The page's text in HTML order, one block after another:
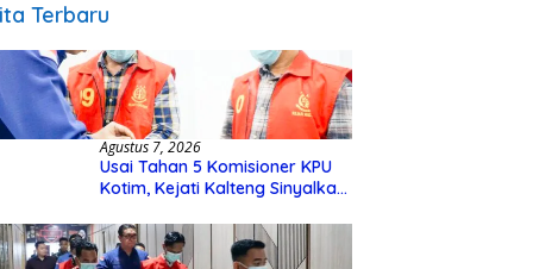
Terbaru
Agustus 7, 2026
Usai Tahan 5 Komisioner KPU
Kotim, Kejati Kalteng Sinyalkan
Hibah Rp40 Miliar